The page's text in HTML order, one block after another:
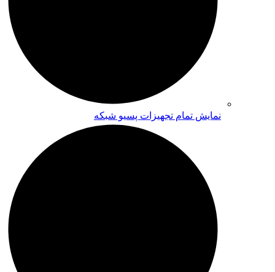
نمایش تمام تجهیزات پسیو شبکه